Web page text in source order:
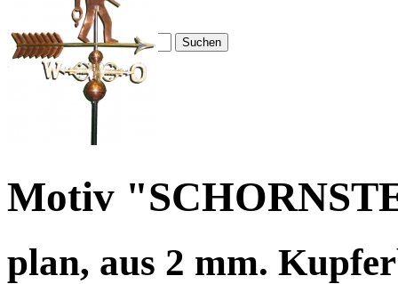
Motiv
plan, aus 2 mm.